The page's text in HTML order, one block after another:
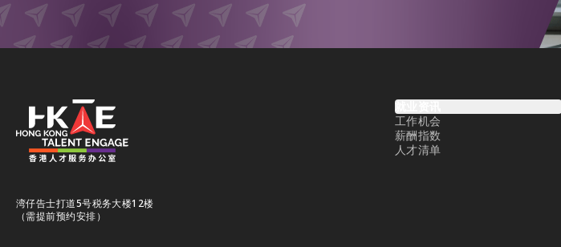
湾仔告士打道5号税务大楼12楼
（需提前预约安排）
就业资讯
工作机会
薪酬指数
人才清单